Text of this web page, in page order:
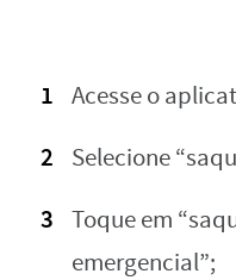
Acesse o
Selecione
Toque em
emergencial”;